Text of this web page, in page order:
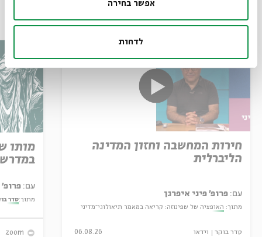
אפשר בחירה
לדחות
עוד בבית אבי חי
חירות המחשבה וחזון המדינה
הליברלית
עם: פרופ' פיני איפרגן
מתוך: האופציה של שפינוזה: קריאה במאמר תיאולוגי־מדיני
סדר בוקר וידאו 06.08.26
מותו
עם: פרופ' אביגדור שנאן
מתוך:סדר
zoom